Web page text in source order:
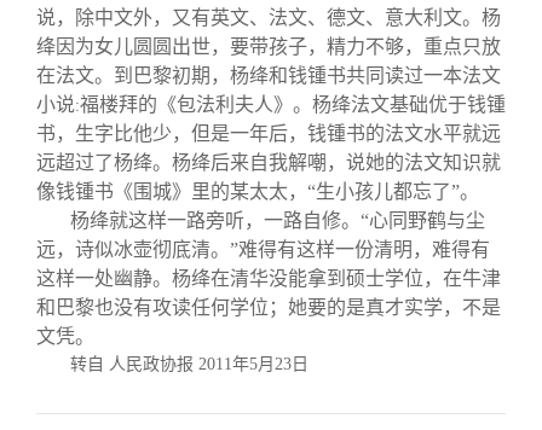
说，除中文外，又有英文、法文、德文、意大利文。杨
绛因为女儿圆圆出世，要带孩子，精力不够，重点只放
在法文。到巴黎初期，杨绛和钱锺书共同读过一本法文
小说:福楼拜的《包法利夫人》。杨绛法文基础优于钱锺
书，生字比他少，但是一年后，钱锺书的法文水平就远
远超过了杨绛。杨绛后来自我解嘲，说她的法文知识就
像钱锺书《围城》里的某太太，“生小孩儿都忘了”。
杨绛就这样一路旁听，一路自修。“心同野鹤与尘
远，诗似冰壶彻底清。”难得有这样一份清明，难得有
这样一处幽静。杨绛在清华没能拿到硕士学位，在牛津
和巴黎也没有攻读任何学位；她要的是真才实学，不是
文凭。
转自 人民政协报 2011年5月 23 日